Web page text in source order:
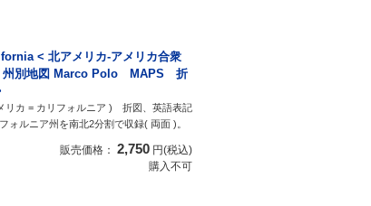
< 北アメリカ-アメリカ合衆
州別地図 Marco Polo MAPS 折
リカ = カリフォルニア ) 折図、英語表記
ォルニア州を南北2分割で収録( 両面 )。
販売価格： 2,750 円(税込)
購入不可